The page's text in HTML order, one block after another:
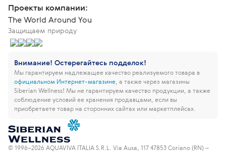
Проекты компании:
The World Around You
Защищаем природу
Внимание! Остерегайтесь подделок!
Мы гарантируем надлежащее качество реализуемого товара в
официальном Интернет-магазине , а также через магазины
Siberian Wellness! Мы не гарантируем качество продукции, а также
соблюдение условий ее хранения продавцами, если вы
приобретаете товар на сторонних сайтах или маркетплейсах.
© 1996–2026 AQUAVIVA ITALIA S.R.L. Via Ausa, 117 47853 Coriano (RN) –